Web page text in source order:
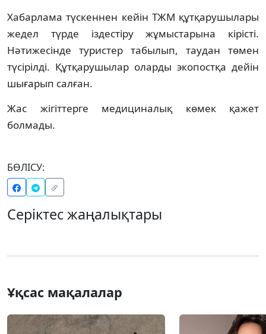
Хабарлама түскеннен кейін ТЖМ құтқарушылары
жедел түрде іздестіру жұмыстарына кірісті.
Нәтижесінде туристер табылып, таудан төмен
түсірілді. Құтқарушылар оларды экопостқа дейін
шығарып салған.
Жас жігіттерге медициналық көмек қажет
болмады.
БӨЛІСУ:
Серіктес жаңалықтары
Ұқсас мақалалар